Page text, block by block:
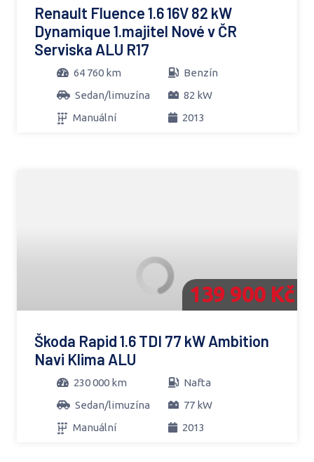
Renault Fluence 1.6 16V 82 kW
Dynamique 1.majitel Nové v ČR
Serviska ALU R17
64 760 km
Benzín
Sedan/limuzína
82 kW
Manuální
2013
139 900 Kč
Škoda Rapid 1.6 TDI 77 kW Ambition
Navi Klima ALU
230 000 km
Nafta
Sedan/limuzína
77 kW
Manuální
2013